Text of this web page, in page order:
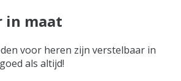
in maat
voor heren zijn verstelbaar in
als altijd!